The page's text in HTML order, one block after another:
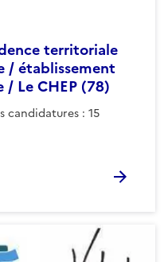
territoriale
/ établissement
/ Le CHEP (78)
candidatures : 15